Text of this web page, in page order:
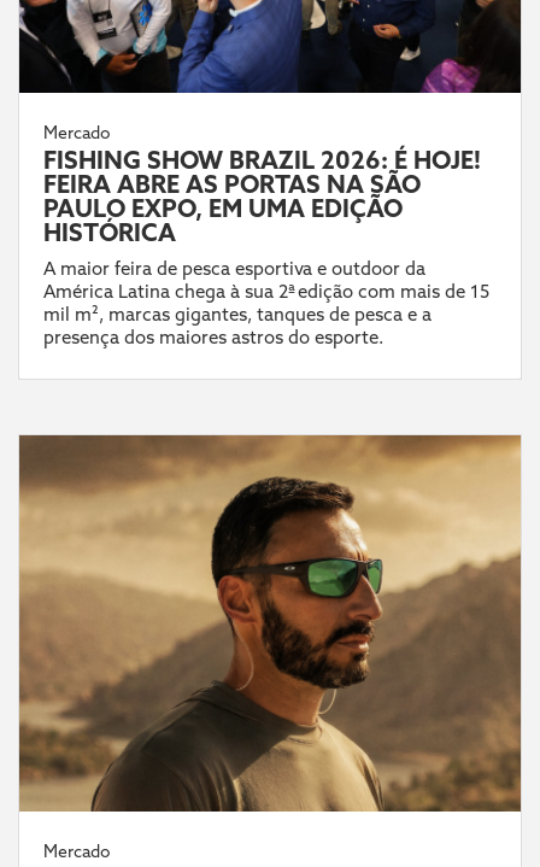
Mercado
FISHING SHOW BRAZIL 2026: É HOJE!
FEIRA ABRE AS PORTAS NA SÃO
PAULO EXPO, EM UMA EDIÇÃO
HISTÓRICA
A maior feira de pesca esportiva e outdoor da
América Latina chega à sua 2ª edição com mais de 15
mil m², marcas gigantes, tanques de pesca e a
presença dos maiores astros do esporte.
Mercado